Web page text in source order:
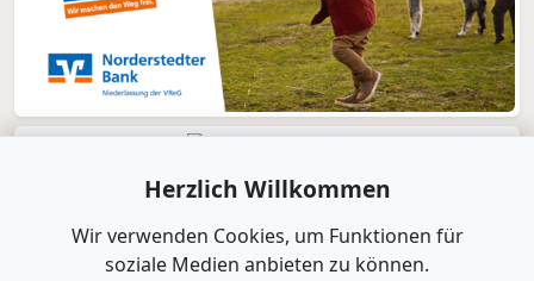
Herzlich Willkommen
Wir verwenden Cookies, um Funktionen für
soziale Medien anbieten zu können.